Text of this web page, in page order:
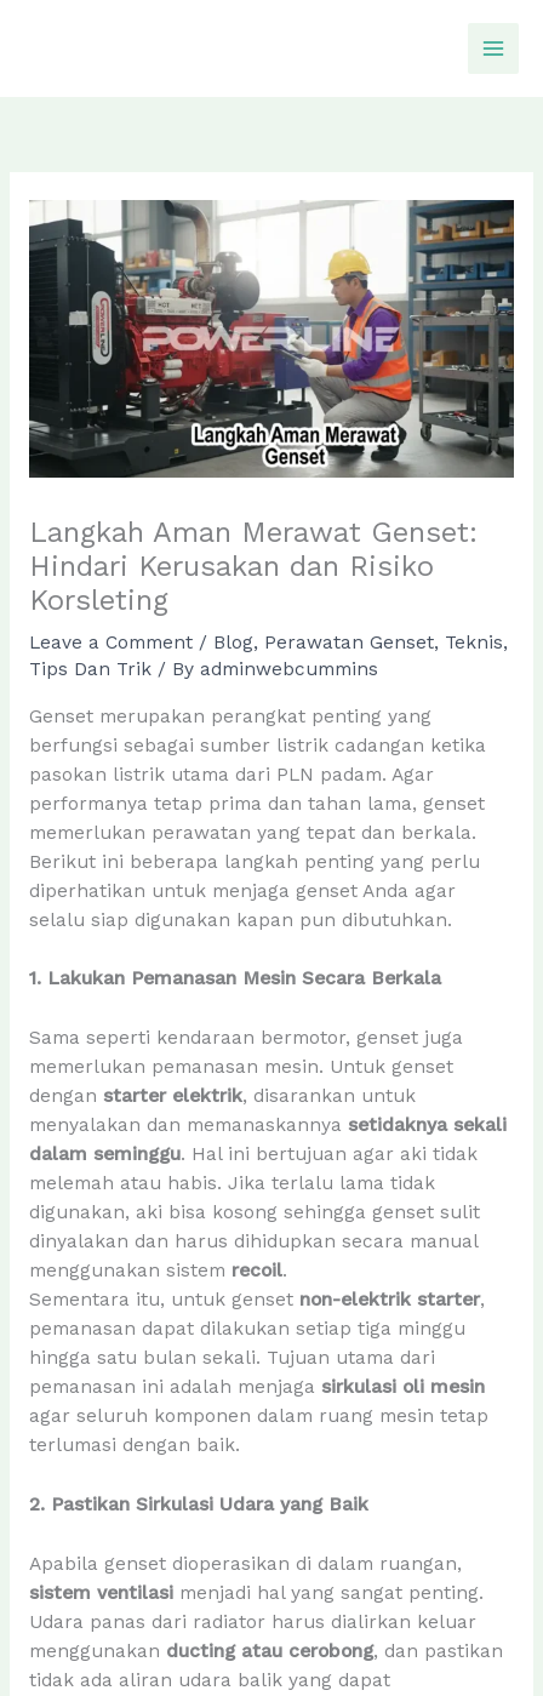
Langkah Aman Merawat Genset:
Hindari Kerusakan dan Risiko
Korsleting
Leave a Comment / Blog, Perawatan Genset, Teknis,
Tips Dan Trik/ By adminwebcummins
Genset merupakan perangkat penting yang
berfungsi sebagai sumber listrik cadangan ketika
pasokan listrik utama dari PLN padam. Agar
performanya tetap prima dan tahan lama, genset
memerlukan perawatan yang tepat dan berkala.
Berikut ini beberapa langkah penting yang perlu
diperhatikan untuk menjaga genset Anda agar
selalu siap digunakan kapan pun dibutuhkan.
1. Lakukan Pemanasan Mesin Secara Berkala
Sama seperti kendaraan bermotor, genset juga
memerlukan pemanasan mesin. Untuk genset
dengan starter elektrik, disarankan untuk
menyalakan dan memanaskannya setidaknya sekali
dalam seminggu. Hal ini bertujuan agar aki tidak
melemah atau habis. Jika terlalu lama tidak
digunakan, aki bisa kosong sehingga genset sulit
dinyalakan dan harus dihidupkan secara manual
menggunakan sistem recoil.
Sementara itu, untuk genset non-elektrik starter,
pemanasan dapat dilakukan setiap tiga minggu
hingga satu bulan sekali. Tujuan utama dari
pemanasan ini adalah menjaga sirkulasi oli mesin
agar seluruh komponen dalam ruang mesin tetap
terlumasi dengan baik.
2. Pastikan Sirkulasi Udara yang Baik
Apabila genset dioperasikan di dalam ruangan,
sistem ventilasimenjadi hal yang sangat penting.
Udara panas dari radiator harus dialirkan keluar
menggunakan ducting atau cerobong, dan pastikan
tidak ada aliran udara balik yang dapat